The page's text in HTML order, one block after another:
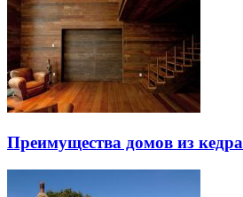
Преимущества домов из кедра